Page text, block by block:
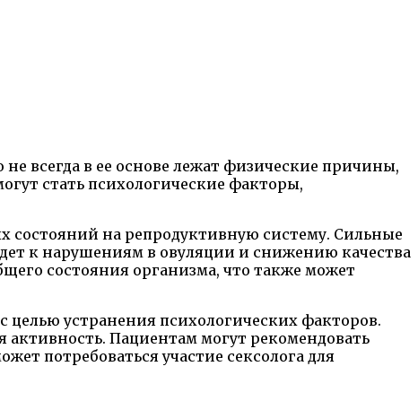
всегда в ее основе лежат физические причины,
стать психологические факторы,
состояний на репродуктивную систему. Сильные
к нарушениям в овуляции и снижению качества
состояния организма, что также может
целью устранения психологических факторов.
Пациентам могут рекомендовать
потребоваться участие сексолога для